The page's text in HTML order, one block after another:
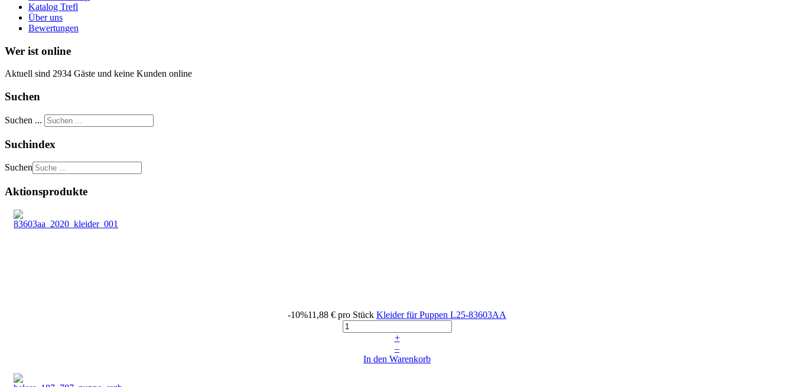
Katalog Trefl
Über uns
Bewertungen
Wer ist online
Aktuell sind 2934 Gäste und keine Kunden online
Suchen
Suchen ...
Suchindex
Suchen
Aktionsprodukte
-10%11,88 € pro Stück Kleider für Puppen L25-83603AA
+
–
In den Warenkorb